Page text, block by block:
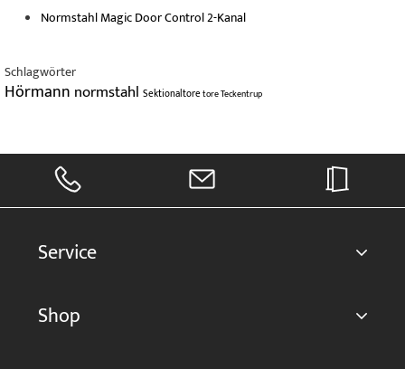
Normstahl Magic Door Control 2-Kanal
Schlagwörter
Hörmann normstahl SektionaltoretoreTeckentrup
Service
Shop